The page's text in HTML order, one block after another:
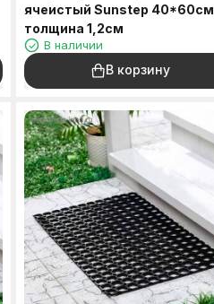
ячеистый Sunstep 40*60см
толщина 1,2см
В наличии
В корзину